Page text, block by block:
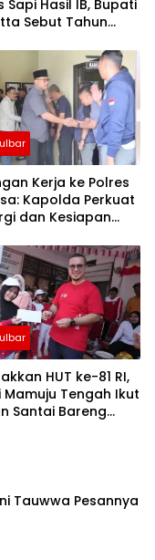
Sapi Hasil IB, Bupati
Sebut Tahun
Kerja ke Polres
Kapolda Perkuat
dan Kesiapan
HUT ke-81 RI,
Mamuju Tengah Ikut
Santai Bareng
Tauwwa Pesannya